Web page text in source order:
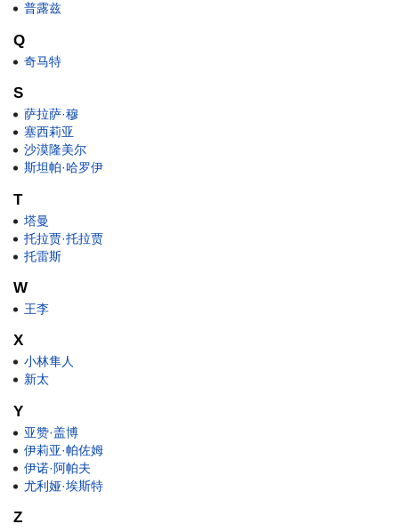
普露兹
Q
奇马特
S
萨拉萨·穆
塞西莉亚
沙漠隆美尔
斯坦帕·哈罗伊
T
塔曼
托拉贾·托拉贾
托雷斯
W
王李
X
小林隼人
新太
Y
亚赞·盖博
伊莉亚·帕佐姆
伊诺·阿帕夫
尤利娅·埃斯特
Z